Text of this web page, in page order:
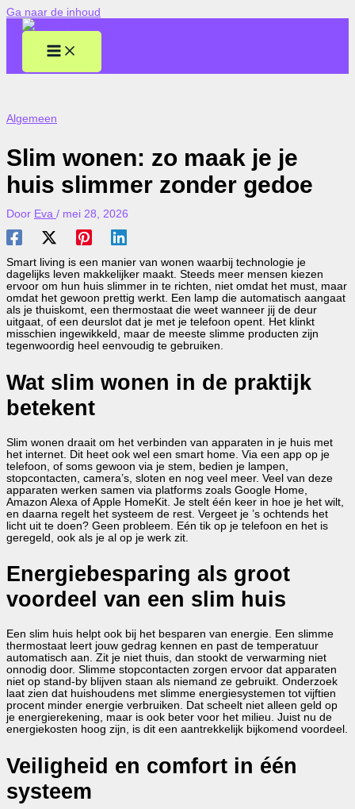
Ga naar de inhoud
Algemeen
Slim wonen: zo maak je je
huis slimmer zonder gedoe
Door Eva / mei 28, 2026
Smart living is een manier van wonen waarbij technologie je
dagelijks leven makkelijker maakt. Steeds meer mensen kiezen
ervoor om hun huis slimmer in te richten, niet omdat het must, maar
omdat het gewoon prettig werkt. Een lamp die automatisch aangaat
als je thuiskomt, een thermostaat die weet wanneer jij de deur
uitgaat, of een deurslot dat je met je telefoon opent. Het klinkt
misschien ingewikkeld, maar de meeste slimme producten zijn
tegenwoordig heel eenvoudig te gebruiken.
Wat slim wonen in de praktijk
betekent
Slim wonen draait om het verbinden van apparaten in je huis met
het internet. Dit heet ook wel een smart home. Via een app op je
telefoon, of soms gewoon via je stem, bedien je lampen,
stopcontacten, camera’s, sloten en nog veel meer. Veel van deze
apparaten werken samen via platforms zoals Google Home,
Amazon Alexa of Apple HomeKit. Je stelt één keer in hoe je het wilt,
en daarna regelt het systeem de rest. Vergeet je ’s ochtends het
licht uit te doen? Geen probleem. Eén tik op je telefoon en het is
geregeld, ook als je al op je werk zit.
Energiebesparing als groot
voordeel van een slim huis
Een slim huis helpt ook bij het besparen van energie. Een slimme
thermostaat leert jouw gedrag kennen en past de temperatuur
automatisch aan. Zit je niet thuis, dan stookt de verwarming niet
onnodig door. Slimme stopcontacten zorgen ervoor dat apparaten
niet op stand-by blijven staan als niemand ze gebruikt. Onderzoek
laat zien dat huishoudens met slimme energiesystemen tot vijftien
procent minder energie verbruiken. Dat scheelt niet alleen geld op
je energierekening, maar is ook beter voor het milieu. Juist nu de
energiekosten hoog zijn, is dit een aantrekkelijk bijkomend voordeel.
Veiligheid en comfort in één
systeem